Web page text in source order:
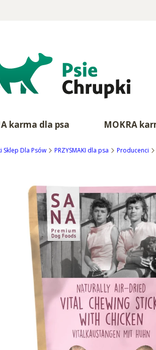
karma dla psa MOKRA
Sklep Dla Psów PRZYSMAKI dla psa Producenci